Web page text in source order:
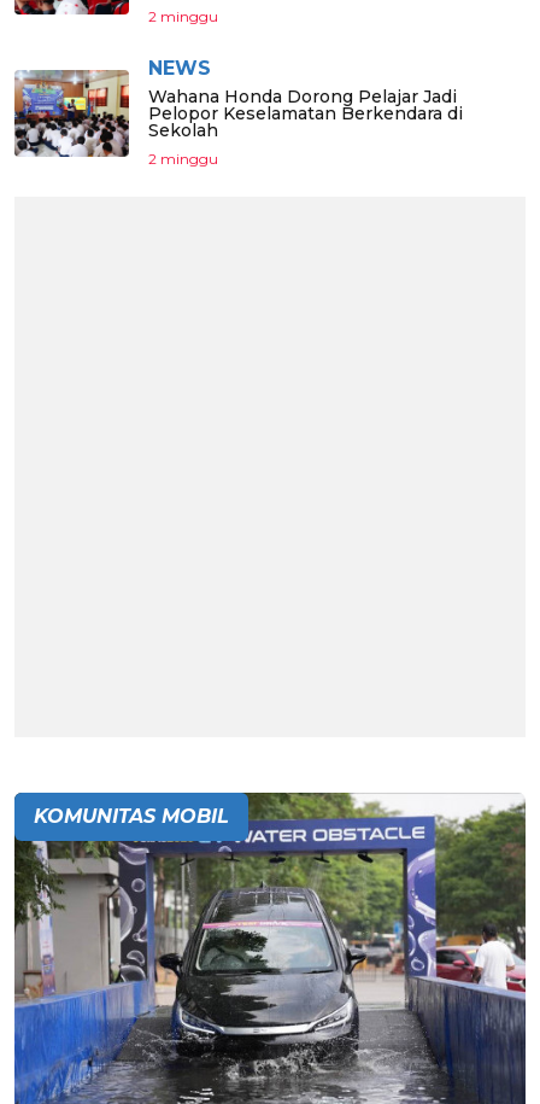
2 minggu
NEWS
Wahana Honda Dorong Pelajar Jadi
Pelopor Keselamatan Berkendara di
Sekolah
2 minggu
KOMUNITAS MOBIL